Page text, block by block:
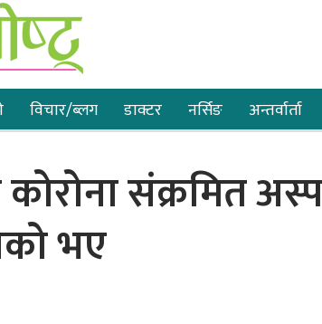
विचार/ब्लग डाक्टर नर्सिङ अन्तर्वार्ता
संक्रमित
भए